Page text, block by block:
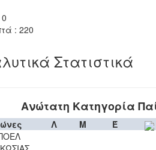
: 220
Στατιστικά
Ανώτατη Κατηγορία
Λ Μ
Έ